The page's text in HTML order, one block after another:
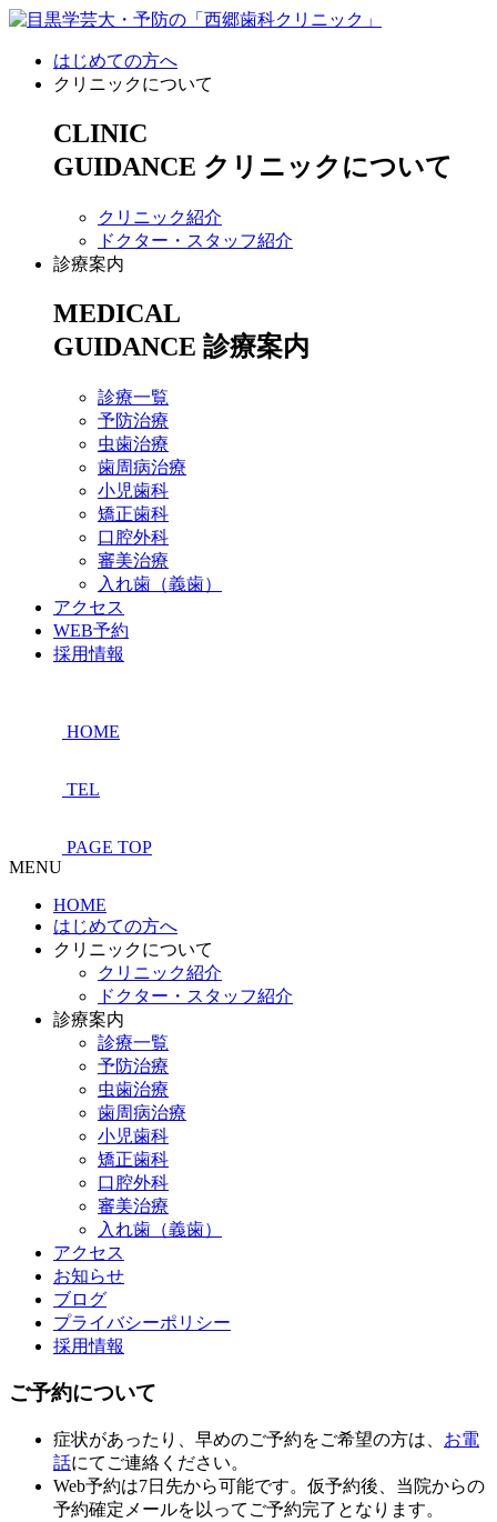
はじめての方へ
クリニックについて
CLINIC
GUIDANCE クリニックについて
クリニック紹介
ドクター・スタッフ紹介
診療案内
MEDICAL
GUIDANCE 診療案内
診療一覧
予防治療
虫歯治療
歯周病治療
小児歯科
矯正歯科
口腔外科
審美治療
入れ歯（義歯）
アクセス
WEB予約
採用情報
HOME
TEL
PAGE TOP
MENU
HOME
はじめての方へ
クリニックについて
クリニック紹介
ドクター・スタッフ紹介
診療案内
診療一覧
予防治療
虫歯治療
歯周病治療
小児歯科
矯正歯科
口腔外科
審美治療
入れ歯（義歯）
アクセス
お知らせ
ブログ
プライバシーポリシー
採用情報
ご予約について
症状があったり、早めのご予約をご希望の方は、 お電
話にてご連絡ください。
Web予約は7日先から可能です。仮予約後、当院からの
予約確定メールを以ってご予約完了となります。